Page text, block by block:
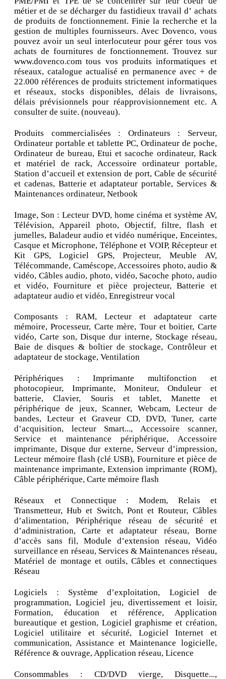
métier et de se décharger du fastidieux travail d’ achats
de produits de fonctionnement. Finie la recherche et la
gestion de multiples fournisseurs. Avec Dovenco, vous
pouvez avoir un seul interlocuteur pour gérer tous vos
achats de fournitures de fonctionnement. Trouvez sur
www.dovenco.com tous vos produits informatiques et
réseaux, catalogue actualisé en permanence avec + de
22.000 références de produits strictement informatiques
et réseaux, stocks disponibles, délais de livraisons,
délais prévisionnels pour réapprovisionnement etc. A
consulter de suite. (nouveau).
Produits commercialisées : Ordinateurs : Serveur,
Ordinateur portable et tablette PC, Ordinateur de poche,
Ordinateur de bureau, Etui et sacoche ordinateur, Rack
et matériel de rack, Accessoire ordinateur portable,
Station d’accueil et extension de port, Cable de sécurité
et cadenas, Batterie et adaptateur portable, Services &
Maintenances ordinateur, Netbook
Image, Son : Lecteur DVD, home cinéma et système AV,
Télévision, Appareil photo, Objectif, filtre, flash et
jumelles, Baladeur audio et vidéo numérique, Enceintes,
Casque et Microphone, Téléphone et VOIP, Récepteur et
Kit GPS, Logiciel GPS, Projecteur, Meuble AV,
Télécommande, Caméscope, Accessoires photo, audio &
vidéo, Câbles audio, photo, vidéo, Sacoche photo, audio
et vidéo, Fourniture et pièce projecteur, Batterie et
adaptateur audio et vidéo, Enregistreur vocal
Composants : RAM, Lecteur et adaptateur carte
mémoire, Processeur, Carte mère, Tour et boitier, Carte
vidéo, Carte son, Disque dur interne, Stockage réseau,
Baie de disques & boîtier de stockage, Contrôleur et
adaptateur de stockage, Ventilation
Périphériques : Imprimante multifonction et
photocopieur, Imprimante, Moniteur, Onduleur et
batterie, Clavier, Souris et tablet, Manette et
périphérique de jeux, Scanner, Webcam, Lecteur de
bandes, Lecteur et Graveur CD, DVD, Tuner, carte
d’acquisition, lecteur Smart..., Accessoire scanner,
Service et maintenance périphérique, Accessoire
imprimante, Disque dur externe, Serveur d’impression,
Lecteur mémoire flash (clé USB), Fourniture et pièce de
maintenance imprimante, Extension imprimante (ROM),
Câble périphérique, Carte mémoire flash
Réseaux et Connectique : Modem, Relais et
Transmetteur, Hub et Switch, Pont et Routeur, Câbles
d’alimentation, Périphérique réseau de sécurité et
d’administration, Carte et adaptateur réseau, Borne
d’accès sans fil, Module d’extension réseau, Vidéo
surveillance en réseau, Services & Maintenances réseau,
Matériel de montage et outils, Câbles et connectiques
Réseau
Logiciels : Système d’exploitation, Logiciel de
programmation, Logiciel jeu, divertissement et loisir,
Formation, éducation et référence, Application
bureautique et gestion, Logiciel graphisme et création,
Logiciel utilitaire et sécurité, Logiciel Internet et
communication, Assistance et Maintenance logicielle,
Référence & ouvrage, Application réseau, Licence
Consommables : CD/DVD vierge, Disquette...,